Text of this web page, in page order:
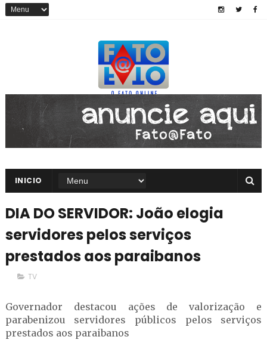
INICIO
DIA DO SERVIDOR: João elogia
servidores pelos serviços
prestados aos paraibanos
TV
Governador destacou ações de valorização e
parabenizou servidores públicos pelos serviços
prestados aos paraibanos